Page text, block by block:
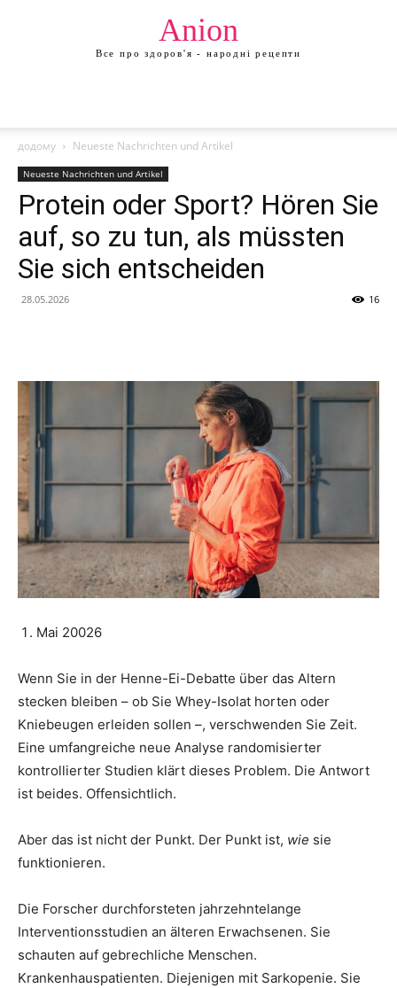
Anion
Все про здоров'я - народні рецепти
додому Neueste Nachrichten und Artikel
Neueste Nachrichten und Artikel
Protein oder Sport? Hören Sie
auf, so zu tun, als müssten
Sie sich entscheiden
28.05.2026 16
Mai 20026
Wenn Sie in der Henne-Ei-Debatte über das Altern
stecken bleiben – ob Sie Whey-Isolat horten oder
Kniebeugen erleiden sollen –, verschwenden Sie Zeit.
Eine umfangreiche neue Analyse randomisierter
kontrollierter Studien klärt dieses Problem. Die Antwort
ist beides. Offensichtlich.
Aber das ist nicht der Punkt. Der Punkt ist, wie sie
funktionieren.
Die Forscher durchforsteten jahrzehntelange
Interventionsstudien an älteren Erwachsenen. Sie
schauten auf gebrechliche Menschen.
Krankenhauspatienten. Diejenigen mit Sarkopenie. Sie